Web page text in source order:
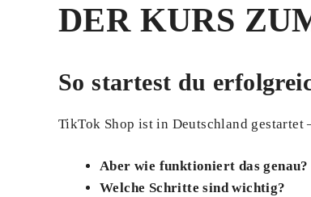
DER KURS
So startest du
TikTok Shop ist in Deutschland gestartet
Aber wie funktioniert das genau?
Welche Schritte sind wichtig?